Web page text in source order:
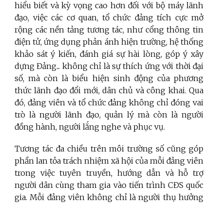
hiểu biết và kỳ vọng cao hơn đối với bộ máy lãnh
đạo, việc các cơ quan, tổ chức đảng tích cực mở
rộng các nền tảng tương tác, như cổng thông tin
điện tử, ứng dụng phản ánh hiện trường, hệ thống
khảo sát ý kiến, đánh giá sự hài lòng, góp ý xây
dựng Đảng... không chỉ là sự thích ứng với thời đại
số, mà còn là biểu hiện sinh động của phương
thức lãnh đạo đổi mới, dân chủ và công khai. Qua
đó, đảng viên và tổ chức đảng không chỉ đóng vai
trò là người lãnh đạo, quản lý mà còn là người
đồng hành, người lắng nghe và phục vụ.
Tương tác đa chiều trên môi trường số cũng góp
phần lan tỏa trách nhiệm xã hội của mỗi đảng viên
trong việc tuyên truyền, hướng dẫn và hỗ trợ
người dân cùng tham gia vào tiến trình CĐS quốc
gia. Mỗi đảng viên không chỉ là người thụ hưởng